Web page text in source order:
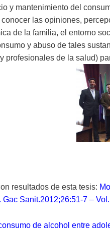
y mantenimiento del
las opiniones,
de la familia, el entorno
y abuso de tales
profesionales de la salud)
resultados de esta tesis:
Sanit.2012;26:51-7 –
de alcohol entre